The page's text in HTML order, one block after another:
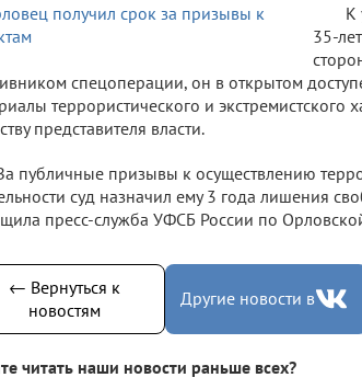
К
35-
спецоперации, он в открытом
террористического и
представителя власти.
публичные призывы к осуществлению
суд назначил ему 3 года лишения
пресс-служба УФСБ России по
← Вернуться к
новостям
Другие новости в
читать наши новости раньше всех?